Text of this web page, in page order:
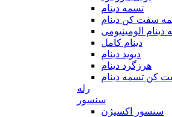
تسمه دینام
سفت کن دینام
دینام الومینیومی
دینام کامل
دیوید دینام
هرزگرد دینام
کن تسمه دینام
رله
سنسور
سنسور اکسیژن